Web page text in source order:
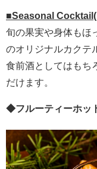
■Seasonal
旬の果実や身体もほ
のオリジナルカクテ
食前酒としてはもち
だけます。
◆フルーティーホッ